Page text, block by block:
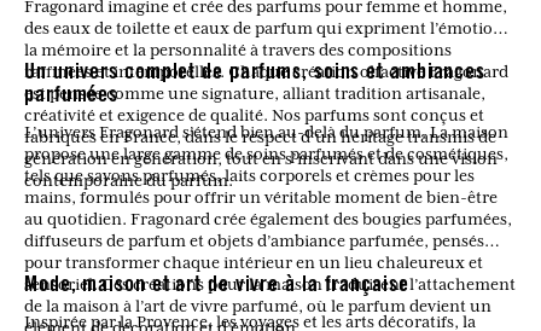
Fragonard imagine et crée des parfums pour femme et homme,
des eaux de toilette et eaux de parfum qui expriment l’émotion,
la mémoire et la personnalité à travers des compositions
raffinées et intemporelles. Chaque création olfactive Fragonard
est pensée comme une signature, alliant tradition artisanale,
créativité et exigence de qualité. Nos parfums sont conçus et
fabriqués en France, dans le respect d’un héritage transmis de
génération en génération, tout en s’inscrivant dans une vision
contemporaine du parfum.
Un univers complet de parfums, soins et ambiances
parfumées
L’univers Fragonard s’étend bien au-delà du parfum. La maison
propose une large gamme de soins parfumés et de cosmétiques,
tels que savons parfumés, laits corporels et crèmes pour les
mains, formulés pour offrir un véritable moment de bien-être
au quotidien. Fragonard crée également des bougies parfumées,
diffuseurs de parfum et objets d’ambiance parfumée, pensés
pour transformer chaque intérieur en un lieu chaleureux et
sensoriel. Ces créations pour la maison traduisent l’attachement
de la maison à l’art de vivre parfumé, où le parfum devient un
élément de décoration et d’émotion.
Mode, maison et art de vivre à la française
Inspirée par la Provence, les voyages et les arts décoratifs, la